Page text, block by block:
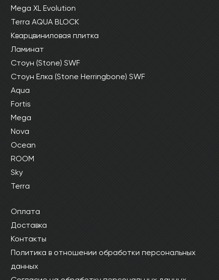
Mega XL Evolution
Terra AQUA BLOCK
Кварцвиниловая плитка
Ламинат
Стоун (Stone) SWF
Стоун Елка (Stone Herringbone) SWF
Aqua
Fortis
Mega
Nova
Ocean
ROOM
Sky
Terra
Оплата
Доставка
Контакты
Политика в отношении обработки персональных
данных